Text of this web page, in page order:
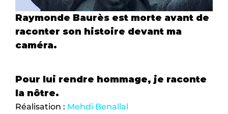
Raymonde Baurès est morte avant de
raconter son histoire devant ma
caméra.
Pour lui rendre hommage, je raconte
la nôtre.
Réalisation : Mehdi Benallal